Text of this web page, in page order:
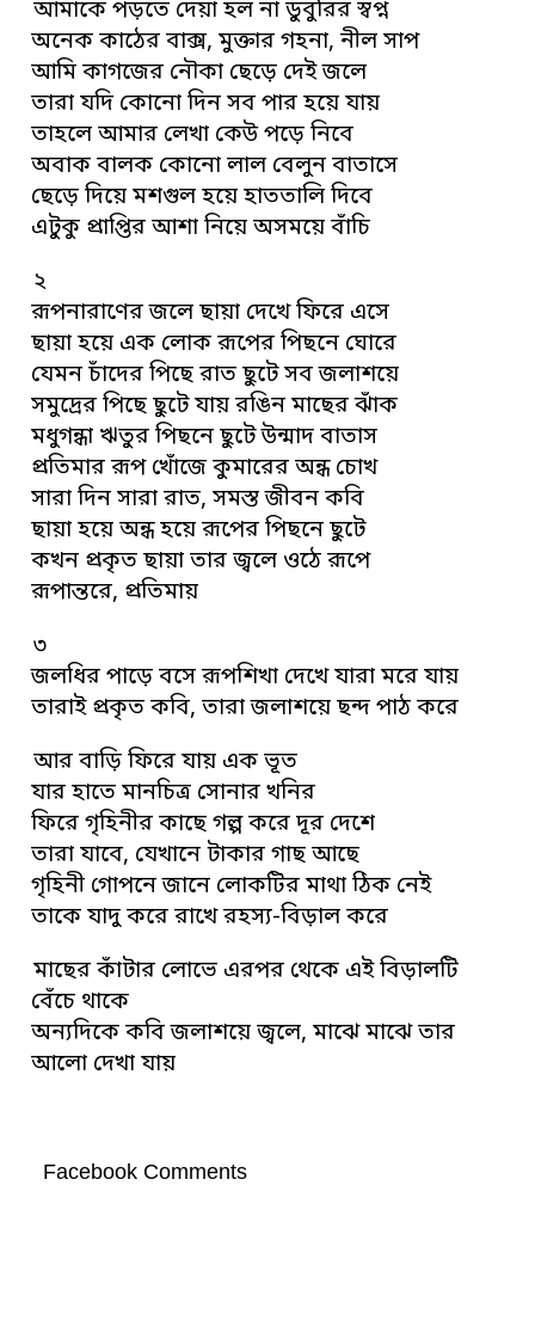
আমাকে পড়তে দেয়া হল না ডুবুরির স্বপ্ন
অনেক কাঠের বাক্স, মুক্তার গহনা, নীল সাপ
আমি কাগজের নৌকা ছেড়ে দেই জলে
তারা যদি কোনো দিন সব পার হয়ে যায়
তাহলে আমার লেখা কেউ পড়ে নিবে
অবাক বালক কোনো লাল বেলুন বাতাসে
ছেড়ে দিয়ে মশগুল হয়ে হাততালি দিবে
এটুকু প্রাপ্তির আশা নিয়ে অসময়ে বাঁচি
২
রূপনারাণের জলে ছায়া দেখে ফিরে এসে
ছায়া হয়ে এক লোক রূপের পিছনে ঘোরে
যেমন চাঁদের পিছে রাত ছুটে সব জলাশয়ে
সমুদ্রের পিছে ছুটে যায় রঙিন মাছের ঝাঁক
মধুগন্ধা ঋতুর পিছনে ছুটে উন্মাদ বাতাস
প্রতিমার রূপ খোঁজে কুমারের অন্ধ চোখ
সারা দিন সারা রাত, সমস্ত জীবন কবি
ছায়া হয়ে অন্ধ হয়ে রূপের পিছনে ছুটে
কখন প্রকৃত ছায়া তার জ্বলে ওঠে রূপে
রূপান্তরে, প্রতিমায়
৩
জলধির পাড়ে বসে রূপশিখা দেখে যারা মরে যায়
তারাই প্রকৃত কবি, তারা জলাশয়ে ছন্দ পাঠ করে
আর বাড়ি ফিরে যায় এক ভূত
যার হাতে মানচিত্র সোনার খনির
ফিরে গৃহিনীর কাছে গল্প করে দূর দেশে
তারা যাবে, যেখানে টাকার গাছ আছে
গৃহিনী গোপনে জানে লোকটির মাথা ঠিক নেই
তাকে যাদু করে রাখে রহস্য-বিড়াল করে
মাছের কাঁটার লোভে এরপর থেকে এই বিড়ালটি
বেঁচে থাকে
অন্যদিকে কবি জলাশয়ে জ্বলে, মাঝে মাঝে তার
আলো দেখা যায়
Facebook Comments